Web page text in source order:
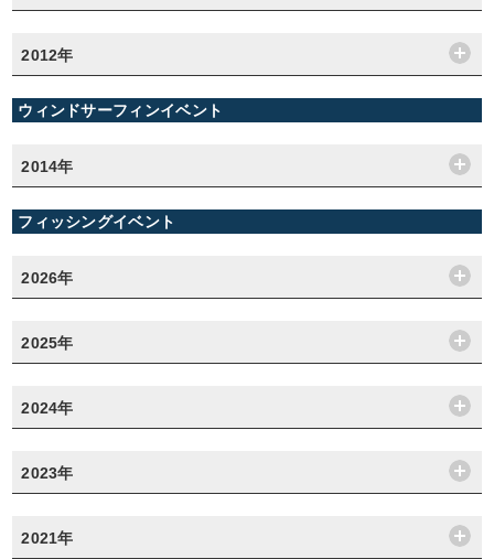
2012年
ウィンドサーフィンイベント
2014年
フィッシングイベント
2026年
2025年
2024年
2023年
2021年